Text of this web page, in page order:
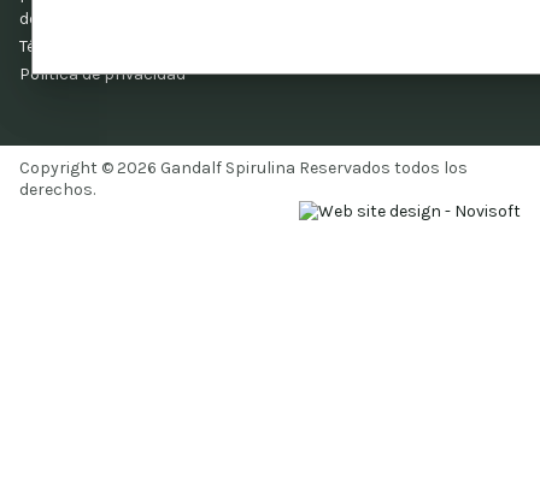
devolución
Términos y Condiciones
Politica de privacidad
Copyright © 2026 Gandalf Spirulina Reservados todos los
derechos.